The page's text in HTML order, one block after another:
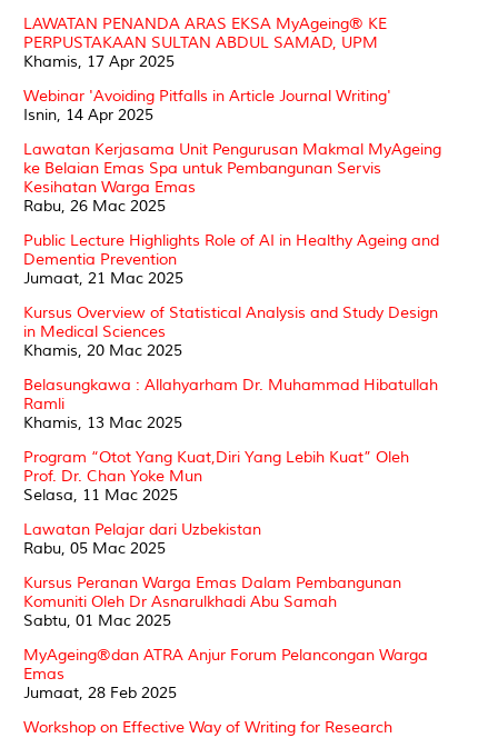
LAWATAN PENANDA ARAS EKSA MyAgeing® KE
PERPUSTAKAAN SULTAN ABDUL SAMAD, UPM
Khamis, 17 Apr 2025
Webinar 'Avoiding Pitfalls in Article Journal Writing'
Isnin, 14 Apr 2025
Lawatan Kerjasama Unit Pengurusan Makmal MyAgeing
ke Belaian Emas Spa untuk Pembangunan Servis
Kesihatan Warga Emas
Rabu, 26 Mac 2025
Public Lecture Highlights Role of AI in Healthy Ageing and
Dementia Prevention
Jumaat, 21 Mac 2025
Kursus Overview of Statistical Analysis and Study Design
in Medical Sciences
Khamis, 20 Mac 2025
Belasungkawa : Allahyarham Dr. Muhammad Hibatullah
Ramli
Khamis, 13 Mac 2025
Program “Otot Yang Kuat,Diri Yang Lebih Kuat” Oleh
Prof. Dr. Chan Yoke Mun
Selasa, 11 Mac 2025
Lawatan Pelajar dari Uzbekistan
Rabu, 05 Mac 2025
Kursus Peranan Warga Emas Dalam Pembangunan
Komuniti Oleh Dr Asnarulkhadi Abu Samah
Sabtu, 01 Mac 2025
MyAgeing®️dan ATRA Anjur Forum Pelancongan Warga
Emas
Jumaat, 28 Feb 2025
Workshop on Effective Way of Writing for Research